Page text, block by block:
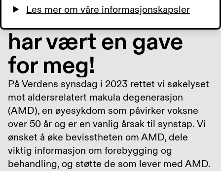
Blindeforbundet
har vært en gave
for meg!
På Verdens synsdag i 2023 rettet vi søkelyset
mot aldersrelatert makula degenerasjon
(AMD), en øyesykdom som påvirker voksne
over 50 år og er en vanlig årsak til synstap. Vi
ønsket å øke bevisstheten om AMD, dele
viktig informasjon om forebygging og
behandling, og støtte de som lever med AMD.
Les mer om våre informasjonskapsler